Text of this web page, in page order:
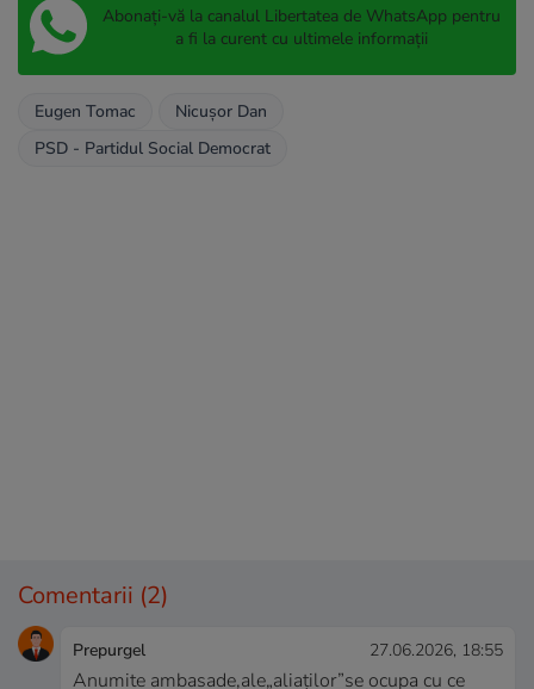
Abonați-vă la canalul Libertatea de WhatsApp pentru
a fi la curent cu ultimele informații
Eugen Tomac
Nicușor Dan
PSD - Partidul Social Democrat
Comentarii (2)
Prepurgel 27.06.2026, 18:55
Anumite ambasade,ale„aliaților”se ocupa cu ce